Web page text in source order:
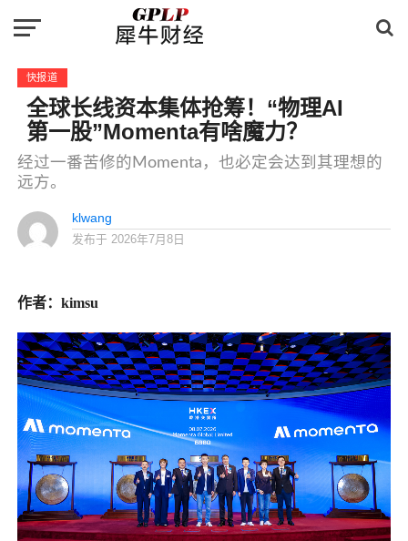
快报道
全球长线资本集体抢筹！“物理AI
第一股”Momenta有啥魔力？
经过一番苦修的Momenta，也必定会达到其理想的
远方。
klwang
发布于 2026年7月8日
作者：kimsu